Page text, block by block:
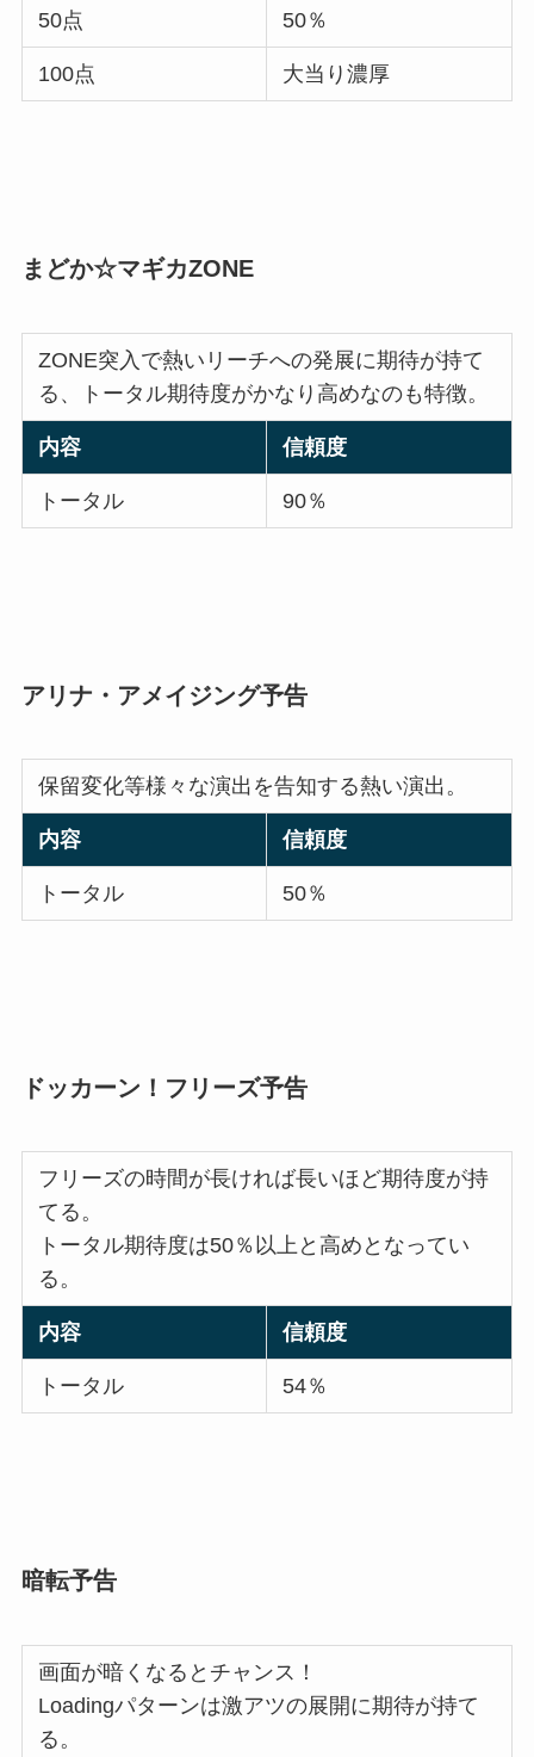
50点 50％
100点 大当り濃厚
まどか☆マギカZONE
ZONE突入で熱いリーチへの発展に期待が持て
る、トータル期待度がかなり高めなのも特徴。
内容 信頼度
トータル 90％
アリナ・アメイジング予告
保留変化等様々な演出を告知する熱い演出。
内容 信頼度
トータル 50％
ドッカーン！フリーズ予告
フリーズの時間が長ければ長いほど期待度が持
てる。
トータル期待度は50％以上と高めとなってい
る。
内容 信頼度
トータル 54％
暗転予告
画面が暗くなるとチャンス！
Loadingパターンは激アツの展開に期待が持て
る。